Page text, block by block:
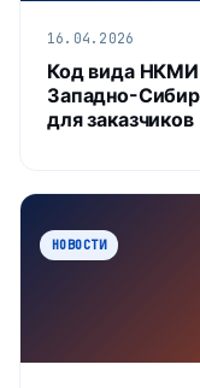
16.04.2026
Код вида НКМИ
Западно-
для заказчиков
НОВОСТИ